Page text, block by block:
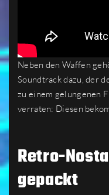
Neben den Waffen
Soundtrack dazu, der
zu einem gelungenen
verraten: Diesen
Retro-
gepackt